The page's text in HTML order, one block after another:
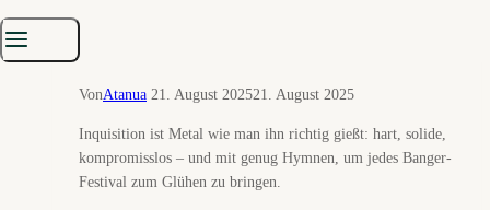
Burning Witches – Inquisition
VonAtanua 21. August 202521. August 2025
Inquisition ist Metal wie man ihn richtig gießt: hart, solide,
kompromisslos – und mit genug Hymnen, um jedes Banger-
Festival zum Glühen zu bringen.